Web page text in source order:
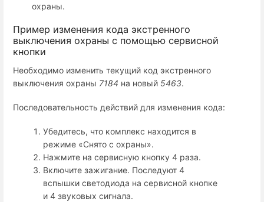
охраны.
Пример изменения кода экстренного
выключения охраны с помощью сервисной
кнопки
Необходимо изменить текущий код экстренного
выключения охраны 7184 на новый 5463.
Последовательность действий для изменения кода:
Убедитесь, что комплекс находится в
режиме «Снято с охраны».
Нажмите на сервисную кнопку 4 раза.
Включите зажигание. Последуют 4
вспышки светодиода на сервисной кнопке
и 4 звуковых сигнала.